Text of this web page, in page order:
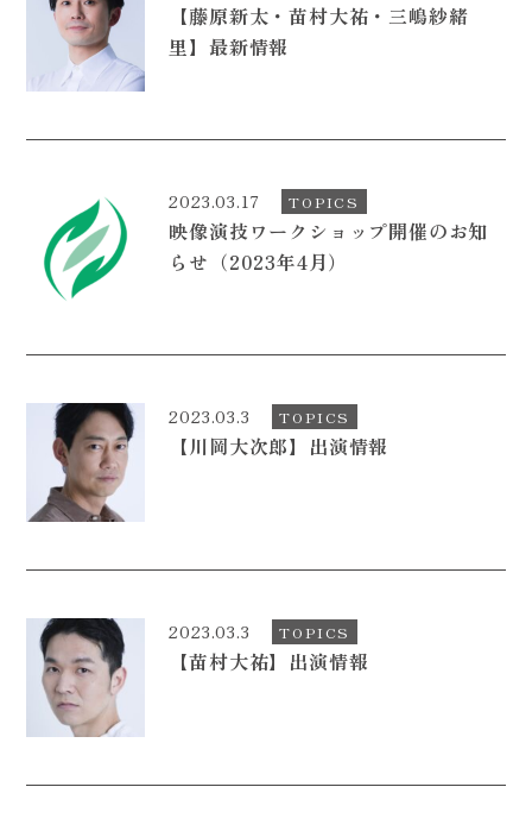
【藤原新太・苗村大祐・三嶋紗緒
里】最新情報
2023.03.17 TOPICS
映像演技ワークショップ開催のお知
らせ（2023年4月）
2023.03.3 TOPICS
【川岡大次郎】出演情報
2023.03.3 TOPICS
【苗村大祐】出演情報